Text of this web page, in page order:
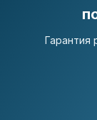
Гарантия